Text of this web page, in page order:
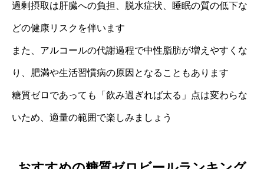
過剰摂取は肝臓への負担、脱水症状、睡眠の質の低下な
どの健康リスクを伴います
また、アルコールの代謝過程で中性脂肪が増えやすくな
り、肥満や生活習慣病の原因となることもあります
糖質ゼロであっても「飲み過ぎれば太る」点は変わらな
いため、適量の範囲で楽しみましょう